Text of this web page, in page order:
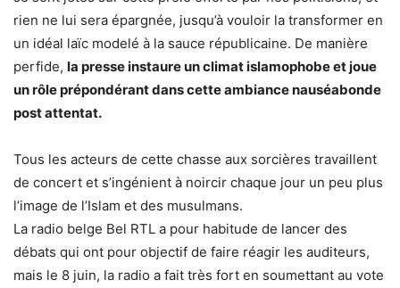
rien ne lui sera épargnée, jusqu’à vouloir la transformer en
un idéal laïc modelé à la sauce républicaine. De manière
perfide, la presse instaure un climat islamophobe et joue
un rôle prépondérant dans cette ambiance nauséabonde
post attentat.
Tous les acteurs de cette chasse aux sorcières travaillent
de concert et s’ingénient à noircir chaque jour un peu plus
l’image de l’Islam et des musulmans.
La radio belge Bel RTL a pour habitude de lancer des
débats qui ont pour objectif de faire réagir les auditeurs,
mais le 8 juin, la radio a fait très fort en soumettant au vote